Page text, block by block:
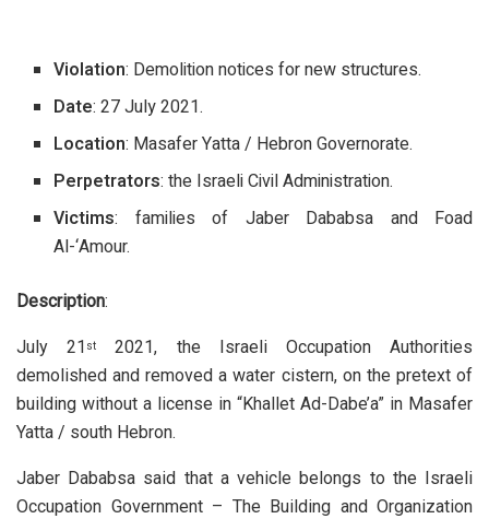
Violation: Demolition notices for new structures.
Date: 27 July 2021.
Location: Masafer Yatta / Hebron Governorate.
Perpetrators: the Israeli Civil Administration.
Victims: families of Jaber Dababsa and Foad
Al-‘Amour.
Description:
July 21 st
2021, the Israeli Occupation Authorities
demolished and removed a water cistern, on the pretext of
building without a license in “Khallet Ad-Dabe’a” in Masafer
Yatta / south Hebron.
Jaber Dababsa said that a vehicle belongs to the Israeli
Occupation Government – The Building and Organization